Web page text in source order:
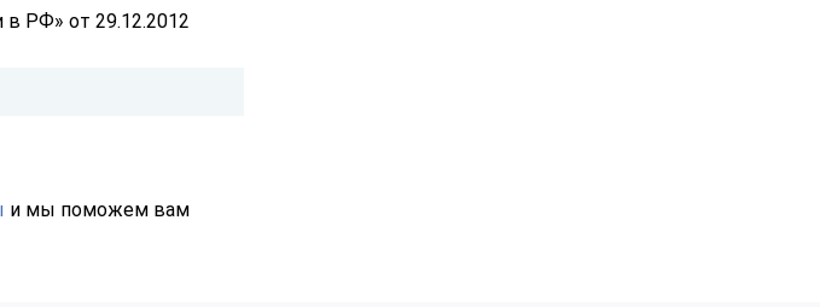
РФ» от 29.12.2012
и мы поможем вам